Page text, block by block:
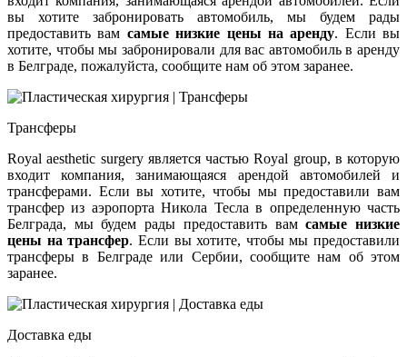
вы хотите забронировать автомобиль, мы будем рады
предоставить вам самые низкие цены на аренду. Если вы
хотите, чтобы мы забронировали для вас автомобиль в аренду
в Белграде, пожалуйста, сообщите нам об этом заранее.
Трансферы
Royal aesthetic surgery является частью Royal group, в которую
входит компания, занимающаяся арендой автомобилей и
трансферами. Если вы хотите, чтобы мы предоставили вам
трансфер из аэропорта Никола Тесла в определенную часть
Белграда, мы будем рады предоставить вамсамые низкие
цены на трансфер. Если вы хотите, чтобы мы предоставили
трансферы в Белграде или Сербии, сообщите нам об этом
заранее.
Доставка еды